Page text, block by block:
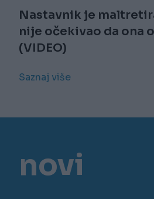
Nastavnik je
nije očekivao da ona
(VIDEO)
Saznaj više
novi